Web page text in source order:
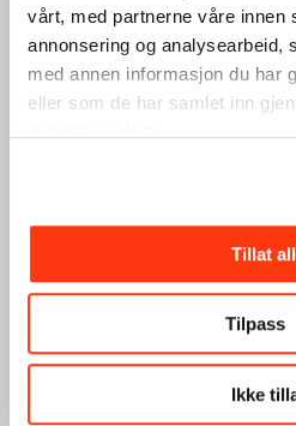
vårt, med partnerne våre innen
annonsering og analysearbeid,
med annen informasjon du har
eller som de har samlet inn
Tillat
Tilpass
Ikke
Festsal
SUSANNA ‘BAUDELAIRE &
OSLO SINFONIETTA’
PREMIERE MUNCH 2024
Festsal